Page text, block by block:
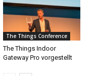
The Things Conference
The Things Indoor
Gateway Pro vorgestellt